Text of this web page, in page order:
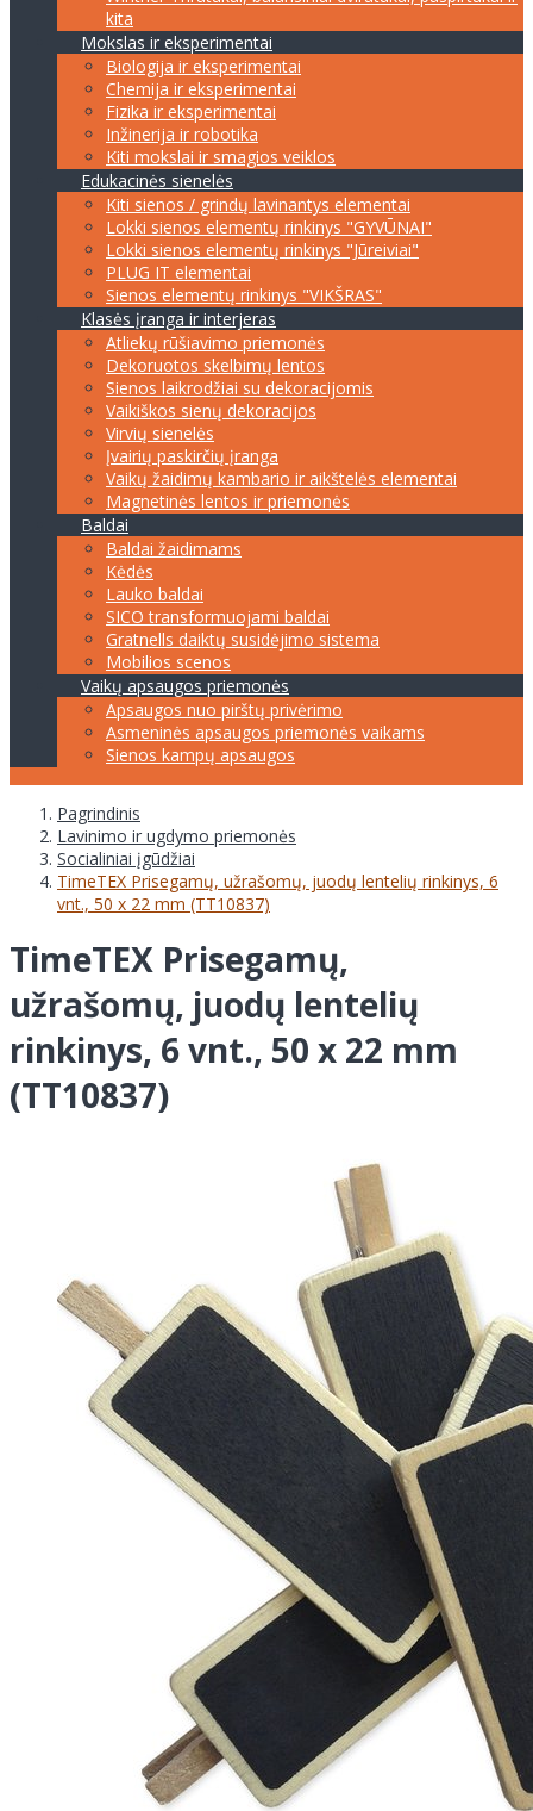
kita
Mokslas ir eksperimentai
Biologija ir eksperimentai
Chemija ir eksperimentai
Fizika ir eksperimentai
Inžinerija ir robotika
Kiti mokslai ir smagios veiklos
Edukacinės sienelės
Kiti sienos / grindų lavinantys elementai
Lokki sienos elementų rinkinys "GYVŪNAI"
Lokki sienos elementų rinkinys "Jūreiviai"
PLUG IT elementai
Sienos elementų rinkinys "VIKŠRAS"
Klasės įranga ir interjeras
Atliekų rūšiavimo priemonės
Dekoruotos skelbimų lentos
Sienos laikrodžiai su dekoracijomis
Vaikiškos sienų dekoracijos
Virvių sienelės
Įvairių paskirčių įranga
Vaikų žaidimų kambario ir aikštelės elementai
Magnetinės lentos ir priemonės
Baldai
Baldai žaidimams
Kėdės
Lauko baldai
SICO transformuojami baldai
Gratnells daiktų susidėjimo sistema
Mobilios scenos
Vaikų apsaugos priemonės
Apsaugos nuo pirštų privėrimo
Asmeninės apsaugos priemonės vaikams
Sienos kampų apsaugos
Pagrindinis
Lavinimo ir ugdymo priemonės
Socialiniai įgūdžiai
TimeTEX Prisegamų, užrašomų, juodų lentelių rinkinys, 6
vnt., 50 x 22 mm (TT10837)
TimeTEX Prisegamų,
užrašomų, juodų lentelių
rinkinys, 6 vnt., 50 x 22 mm
(TT10837)